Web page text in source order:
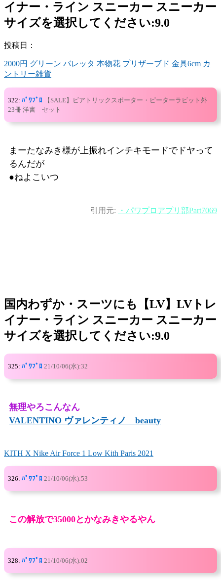
イナー・ライン スニーカー スニーカー
サイズを選択してください:9.0
投稿日：
2000円 グリーン バレッタ 本物花 プリザーブド 金具6cm カ
ントリー雑貨
322: ﾊﾟﾜﾌﾟﾛ
【SALE】ビアトリックスポーター・ピーターラビット外
23冊 洋書 セット
まーたなみき様が上振れインチキモードでドヤって
るんだが
●ねよこいつ
引用元: ・パワプロアプリ部Part7069
国内わずか・スーツにも【LV】LVトレ
イナー・ライン スニーカー スニーカー
サイズを選択してください:9.0
325: ﾊﾟﾜﾌﾟﾛ 21/10/06(水):32
無理やろこんなん
VALENTINO ヴァレンティノ beauty
KITH X Nike Air Force 1 Low Kith Paris 2021
326: ﾊﾟﾜﾌﾟﾛ 21/10/06(水):53
この解放で35000とかなみきやるやん
328: ﾊﾟﾜﾌﾟﾛ 21/10/06(水):02